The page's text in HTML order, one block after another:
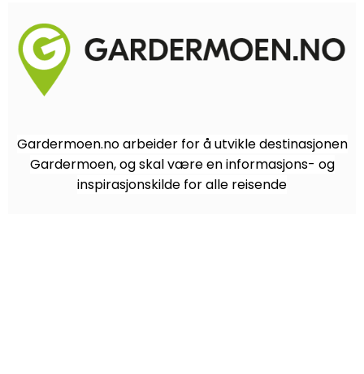
Gardermoen.no arbeider for å utvikle destinasjonen
Gardermoen, og skal være en informasjons- og
inspirasjonskilde for alle reisende